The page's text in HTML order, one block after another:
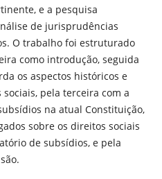
e a pesquisa
de jurisprudências
O trabalho foi estruturado
como introdução, seguida
os aspectos históricos e
pela terceira com a
na atual Constituição,
sobre os direitos sociais
de subsídios, e pela